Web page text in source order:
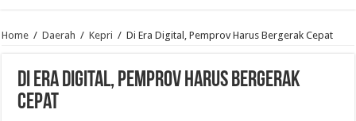
Home / Daerah / Kepri / Di Era Digital, Pemprov Harus Bergerak Cepat
Di Era Digital, Pemprov Harus Bergerak
Cepat